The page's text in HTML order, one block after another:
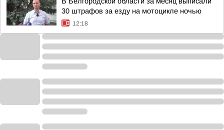
30 штрафов за езду на мотоцикле ночью
12:18